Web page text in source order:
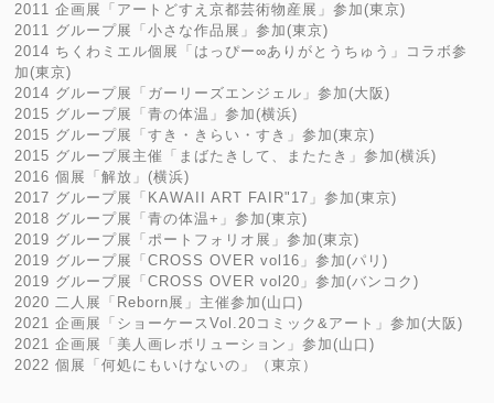
2011 企画展「アートどすえ京都芸術物産展」参加(東京)
2011 グループ展「小さな作品展」参加(東京)
2014 ちくわミエル個展「はっぴー∞ありがとうちゅう」コラボ参
加(東京)
2014 グループ展「ガーリーズエンジェル」参加(大阪)
2015 グループ展「青の体温」参加(横浜)
2015 グループ展「すき・きらい・すき」参加(東京)
2015 グループ展主催「まばたきして、またたき」参加(横浜)
2016 個展「解放」(横浜)
2017 グループ展「KAWAII ART FAIR"17」参加(東京)
2018 グループ展「青の体温+」参加(東京)
2019 グループ展「ポートフォリオ展」参加(東京)
2019 グループ展「CROSS OVER vol16」参加(パリ)
2019 グループ展「CROSS OVER vol20」参加(バンコク)
2020 二人展「Reborn展」主催参加(山口)
2021 企画展「ショーケースVol.20コミック&アート」参加(大阪)
2021 企画展「美人画レボリューション」参加(山口)
2022 個展「何処にもいけないの」（東京）